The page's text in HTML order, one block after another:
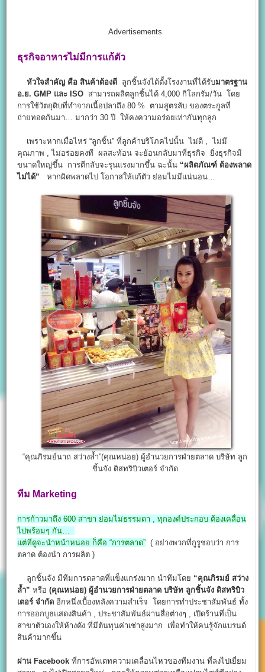
Advertisements
ธุรกิจอาหารไม่มีการแก้ตัว
หัวใจสำคัญ คือ สินค้าต้องดี ลูกชิ้นจังได้ตั้งโรงงานที่ได้รับมาตรฐาน
อ.ย. GMP และ ISO สามารถผลิตลูกชิ้นได้ 4,000 กิโลกรัม/วัน โดย
การใช้วัตถุดิบที่ทำจากเนื้อปลาถึง 80 % ตามสูตรลับ ของตระกูลที่
ถ่ายทอดกันมา… มากว่า 30 ปี ให้คงความอร่อยเท่ากันทุกลูก
เพราะหากเมื่อไหร่ “ลูกชิ้น” ที่ลูกค้าบริโภคไปนั้น ไม่ดี , ไม่มี
คุณภาพ , ไม่อร่อยคงที ผลสะท้อน จะย้อนกลับมาที่ธุรกิจ ยิ่งธุรกิจมี
ขนาดใหญ่ขึ้น การตีกลับจะรุนแรงมากขึ้น ฉะนั้น “ผลิตภัณฑ์ ต้องพลาด
ไม่ได้” หากผิดพลาดไป โอกาสให้แก้ตัว ย่อมไม่มีแน่นอน…
“คุณภิรมย์นาถ สว่างล้ำ”(คุณหน่อย) ผู้อำนวยการฝ่ายตลาด บริษัท ลูก
ชิ้นจัง ดิสทริบิวเตอร์ จำกัด
ทีม Marketing
การก้าวมาถึง 600 สาขา ย่อมไม่ธรรมดา , ทุกองค์ประกอบ ต้องเคลื่อน
ไปพร้อมๆ กัน…
แต่ที่ดูจะนำหน้าหน่อย ก็คือ “การตลาด” ( อย่างพวกที่กูรูชอบว่า การ
ตลาด ต้องนำ การผลิต )
ลูกชิ้นจัง มีทีมการตลาดที่แข็งแกร่งมาก นำทีมโดย “คุณภิรมย์ สว่าง
ล้ำ” หรือ(คุณหน่อย) ผู้อำนวยการฝ่ายตลาด บริษัท ลูกชิ้นจัง ดิสทริบิว
เตอร์ จำกัด อีกหนึ่งเบื้องหลังความสำเร็จ โดยการทำประชาสัมพันธ์ ทั้ง
การออกบูธแสดงสินค้า , ประชาสัมพันธ์ผ่านสื่อต่างๆ , เปิดร้านที่เป็น
สาขาตัวเองให้ห้างดัง ที่มีต้นทุนค่าเช่าสูงมาก เพื่อทำให้คนรู้จักแบรนด์
สินค้ามากขึ้น
ผ่าน Facebook ที่การอัพเดทความเคลื่อนไหวของทีมงาน ที่ลงไปเยี่ยม